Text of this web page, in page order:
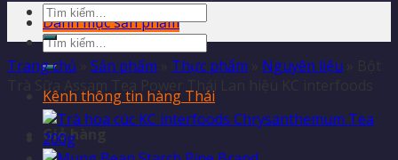
Danh mục sản phẩm
Tìm
kiếm:
Kênh thông tin hàng Thái
Giỏ hàng
Tìm
kiếm:
Trang chủ
Sản phẩm Thực phẩm Nguyên liệu